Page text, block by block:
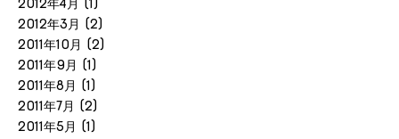
2012年4月 (1)
2012年3月 (2)
2011年10月 (2)
2011年9月 (1)
2011年8月 (1)
2011年7月 (2)
2011年5月 (1)